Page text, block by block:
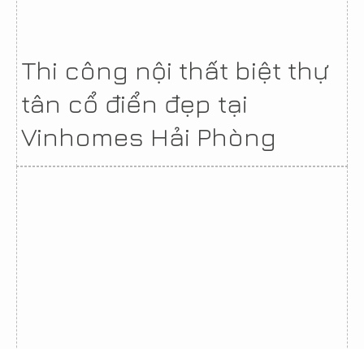
Thi công nội thất biệt thự
tân cổ điển đẹp tại
Vinhomes Hải Phòng